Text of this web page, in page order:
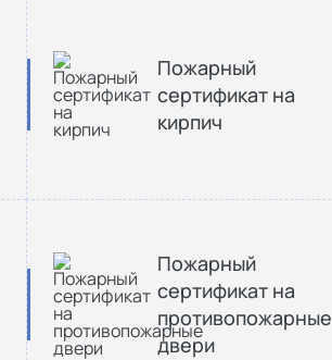
Пожарный
сертификат на
кирпич
Пожарный
сертификат на
противопожарные
двери